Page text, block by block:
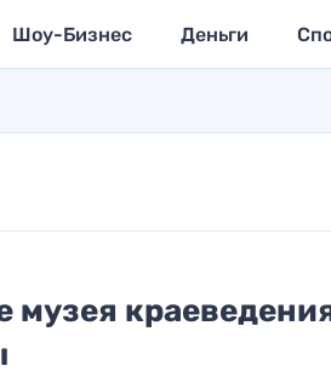
Шоу-Бизнес Деньги
музея